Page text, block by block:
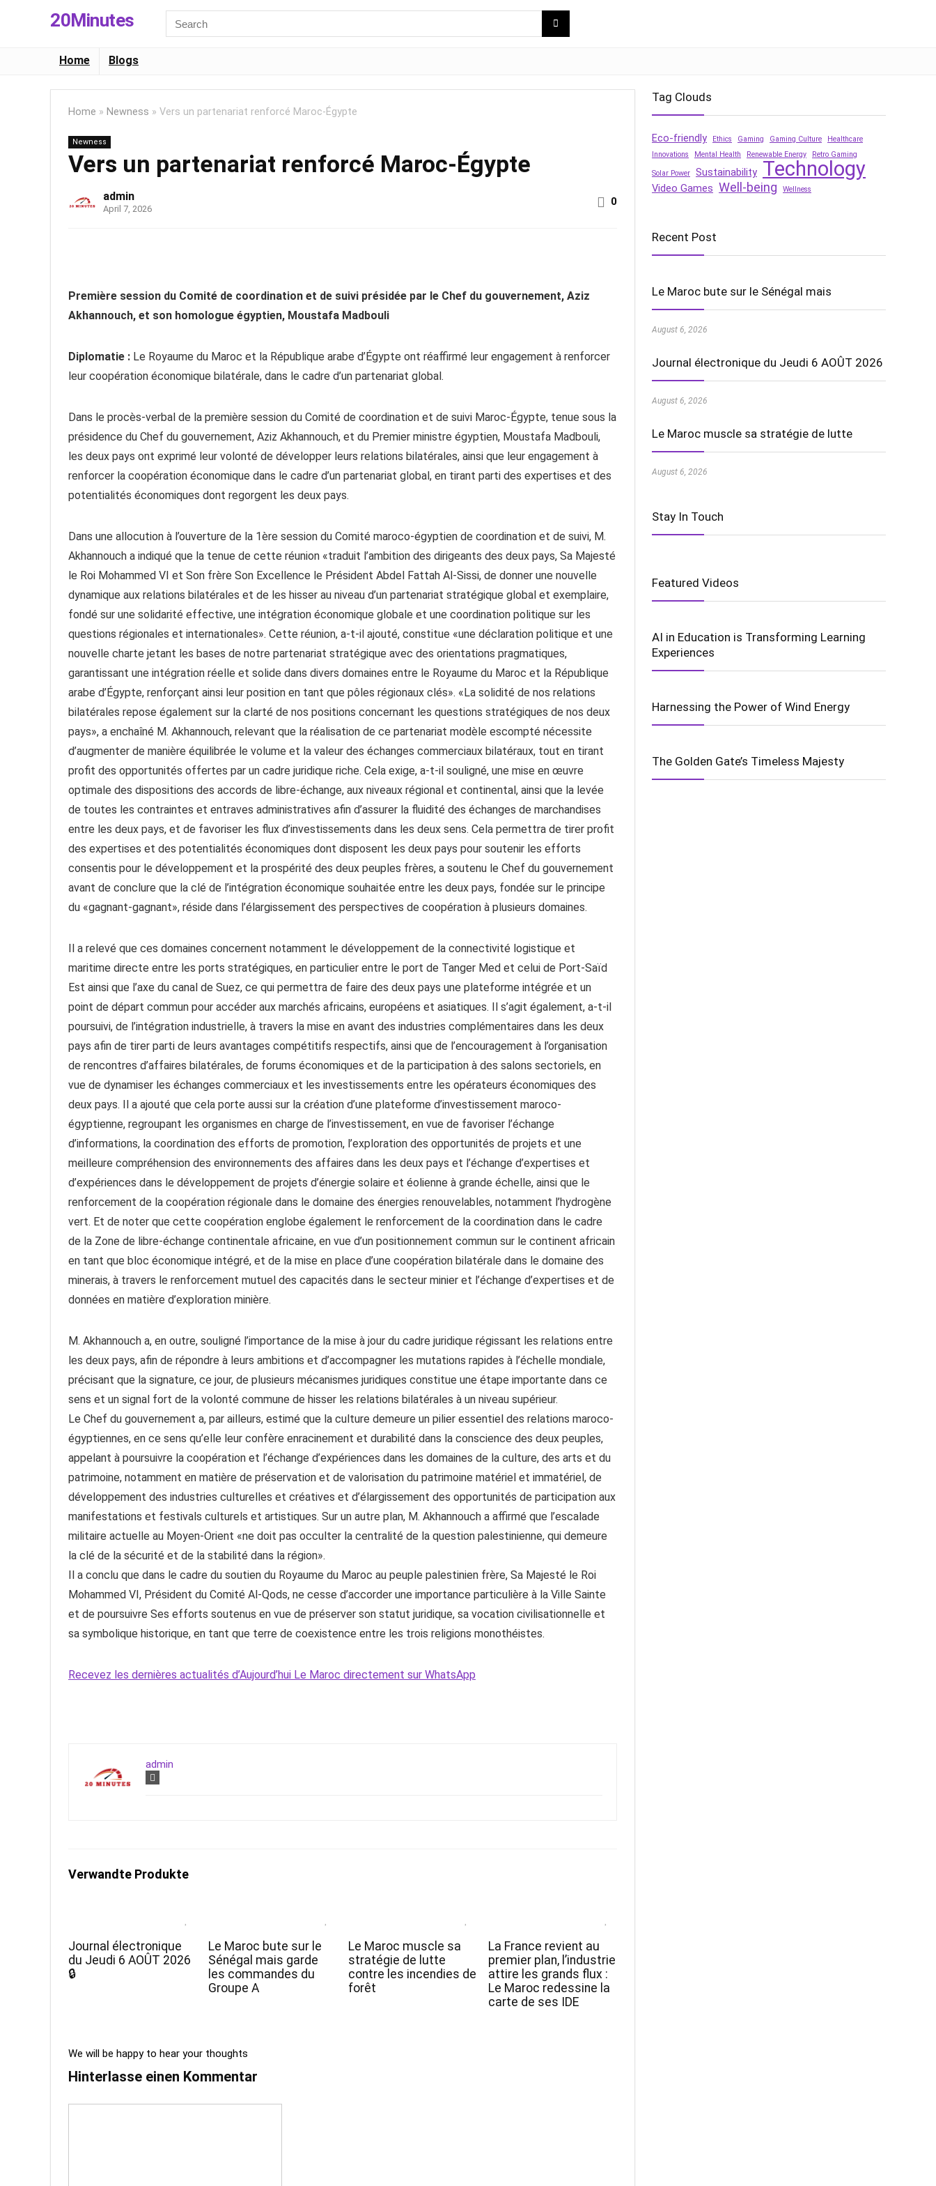
20Minutes
for:
Home Blogs
Home » Newness » Vers un partenariat renforcé Maroc-Égypte
Newness
Vers un partenariat renforcé Maroc-Égypte
admin
April 7, 2026
0
Première session du Comité de coordination et de suivi présidée par le Chef du gouvernement, Aziz
Akhannouch, et son homologue égyptien, Moustafa Madbouli
Diplomatie : Le Royaume du Maroc et la République arabe d’Égypte ont réaffirmé leur engagement à renforcer
leur coopération économique bilatérale, dans le cadre d’un partenariat global.
Dans le procès-verbal de la première session du Comité de coordination et de suivi Maroc-Égypte, tenue sous la
présidence du Chef du gouvernement, Aziz Akhannouch, et du Premier ministre égyptien, Moustafa Madbouli,
les deux pays ont exprimé leur volonté de développer leurs relations bilatérales, ainsi que leur engagement à
renforcer la coopération économique dans le cadre d’un partenariat global, en tirant parti des expertises et des
potentialités économiques dont regorgent les deux pays.
Dans une allocution à l’ouverture de la 1ère session du Comité maroco-égyptien de coordination et de suivi, M.
Akhannouch a indiqué que la tenue de cette réunion «traduit l’ambition des dirigeants des deux pays, Sa Majesté
le Roi Mohammed VI et Son frère Son Excellence le Président Abdel Fattah Al-Sissi, de donner une nouvelle
dynamique aux relations bilatérales et de les hisser au niveau d’un partenariat stratégique global et exemplaire,
fondé sur une solidarité effective, une intégration économique globale et une coordination politique sur les
questions régionales et internationales». Cette réunion, a-t-il ajouté, constitue «une déclaration politique et une
nouvelle charte jetant les bases de notre partenariat stratégique avec des orientations pragmatiques,
garantissant une intégration réelle et solide dans divers domaines entre le Royaume du Maroc et la République
arabe d’Égypte, renforçant ainsi leur position en tant que pôles régionaux clés». «La solidité de nos relations
bilatérales repose également sur la clarté de nos positions concernant les questions stratégiques de nos deux
pays», a enchaîné M. Akhannouch, relevant que la réalisation de ce partenariat modèle escompté nécessite
d’augmenter de manière équilibrée le volume et la valeur des échanges commerciaux bilatéraux, tout en tirant
profit des opportunités offertes par un cadre juridique riche. Cela exige, a-t-il souligné, une mise en œuvre
optimale des dispositions des accords de libre-échange, aux niveaux régional et continental, ainsi que la levée
de toutes les contraintes et entraves administratives afin d’assurer la fluidité des échanges de marchandises
entre les deux pays, et de favoriser les flux d’investissements dans les deux sens. Cela permettra de tirer profit
des expertises et des potentialités économiques dont disposent les deux pays pour soutenir les efforts
consentis pour le développement et la prospérité des deux peuples frères, a soutenu le Chef du gouvernement
avant de conclure que la clé de l’intégration économique souhaitée entre les deux pays, fondée sur le principe
du «gagnant-gagnant», réside dans l’élargissement des perspectives de coopération à plusieurs domaines.
Il a relevé que ces domaines concernent notamment le développement de la connectivité logistique et
maritime directe entre les ports stratégiques, en particulier entre le port de Tanger Med et celui de Port-Saïd
Est ainsi que l’axe du canal de Suez, ce qui permettra de faire des deux pays une plateforme intégrée et un
point de départ commun pour accéder aux marchés africains, européens et asiatiques. Il s’agit également, a-t-il
poursuivi, de l’intégration industrielle, à travers la mise en avant des industries complémentaires dans les deux
pays afin de tirer parti de leurs avantages compétitifs respectifs, ainsi que de l’encouragement à l’organisation
de rencontres d’affaires bilatérales, de forums économiques et de la participation à des salons sectoriels, en
vue de dynamiser les échanges commerciaux et les investissements entre les opérateurs économiques des
deux pays. Il a ajouté que cela porte aussi sur la création d’une plateforme d’investissement maroco-
égyptienne, regroupant les organismes en charge de l’investissement, en vue de favoriser l’échange
d’informations, la coordination des efforts de promotion, l’exploration des opportunités de projets et une
meilleure compréhension des environnements des affaires dans les deux pays et l’échange d’expertises et
d’expériences dans le développement de projets d’énergie solaire et éolienne à grande échelle, ainsi que le
renforcement de la coopération régionale dans le domaine des énergies renouvelables, notamment l’hydrogène
vert. Et de noter que cette coopération englobe également le renforcement de la coordination dans le cadre
de la Zone de libre-échange continentale africaine, en vue d’un positionnement commun sur le continent africain
en tant que bloc économique intégré, et de la mise en place d’une coopération bilatérale dans le domaine des
minerais, à travers le renforcement mutuel des capacités dans le secteur minier et l’échange d’expertises et de
données en matière d’exploration minière.
M. Akhannouch a, en outre, souligné l’importance de la mise à jour du cadre juridique régissant les relations entre
les deux pays, afin de répondre à leurs ambitions et d’accompagner les mutations rapides à l’échelle mondiale,
précisant que la signature, ce jour, de plusieurs mécanismes juridiques constitue une étape importante dans ce
sens et un signal fort de la volonté commune de hisser les relations bilatérales à un niveau supérieur.
Le Chef du gouvernement a, par ailleurs, estimé que la culture demeure un pilier essentiel des relations maroco-
égyptiennes, en ce sens qu’elle leur confère enracinement et durabilité dans la conscience des deux peuples,
appelant à poursuivre la coopération et l’échange d’expériences dans les domaines de la culture, des arts et du
patrimoine, notamment en matière de préservation et de valorisation du patrimoine matériel et immatériel, de
développement des industries culturelles et créatives et d’élargissement des opportunités de participation aux
manifestations et festivals culturels et artistiques. Sur un autre plan, M. Akhannouch a affirmé que l’escalade
militaire actuelle au Moyen-Orient «ne doit pas occulter la centralité de la question palestinienne, qui demeure
la clé de la sécurité et de la stabilité dans la région».
Il a conclu que dans le cadre du soutien du Royaume du Maroc au peuple palestinien frère, Sa Majesté le Roi
Mohammed VI, Président du Comité Al-Qods, ne cesse d’accorder une importance particulière à la Ville Sainte
et de poursuivre Ses efforts soutenus en vue de préserver son statut juridique, sa vocation civilisationnelle et
sa symbolique historique, en tant que terre de coexistence entre les trois religions monothéistes.
Recevez les dernières actualités d’Aujourd’hui Le Maroc directement sur WhatsApp
admin
Verwandte Produkte
Journal électronique
du Jeudi 6 AOÛT 2026
🔒
Le Maroc bute sur le
Sénégal mais garde
les commandes du
Groupe A
Le Maroc muscle sa
stratégie de lutte
contre les incendies de
forêt
La France revient au
premier plan, l’industrie
attire les grands flux :
Le Maroc redessine la
carte de ses IDE
We will be happy to hear your thoughts
Hinterlasse einen Kommentar
Tag Clouds
Eco-friendly Ethics Gaming Gaming Culture
Healthcare
Innovations
Mental Health Renewable Energy Retro Gaming
Solar Power Sustainability Technology
Video Games Well-being Wellness
Recent Post
Le Maroc bute sur le Sénégal mais
August 6, 2026
Journal électronique du Jeudi 6 AOÛT 2026
August 6, 2026
Le Maroc muscle sa stratégie de lutte
August 6, 2026
Stay In Touch
Featured Videos
AI in Education is Transforming Learning
Experiences
Harnessing the Power of Wind Energy
The Golden Gate’s Timeless Majesty